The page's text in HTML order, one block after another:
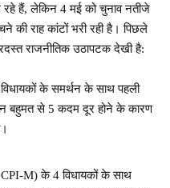
हैं, लेकिन 4 मई को चुनाव नतीजे
की राह कांटों भरी रही है। पिछले
राजनीतिक उठापटक देखी है:
के समर्थन के साथ पहली
बहुमत से 5 कदम दूर होने के कारण
CPI-M) के 4 विधायकों के साथ